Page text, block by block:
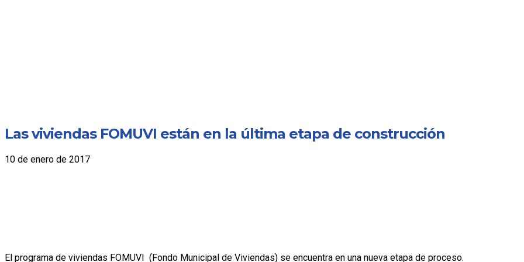
Las viviendas FOMUVI están en la última etapa de construcción
10 de enero de 2017
El programa de viviendas FOMUVI (Fondo Municipal de Viviendas) se encuentra en una nueva etapa de proceso.